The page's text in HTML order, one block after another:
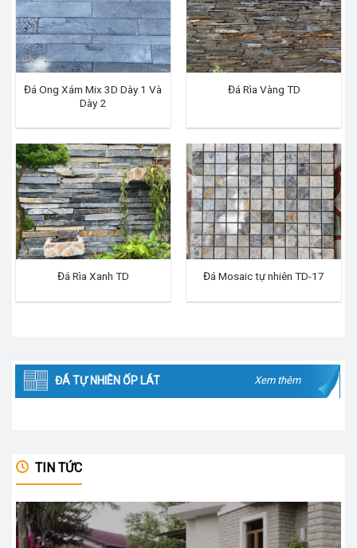
Đá Ong Xám Mix 3D Dày 1 Và
Dày 2
Đá Rìa Vàng TD
Đá Rìa Xanh TD Đá Mosaic tự nhiên TD-17
ĐÁ TỰ NHIÊN ỐP LÁT Xem thêm
TIN TỨC